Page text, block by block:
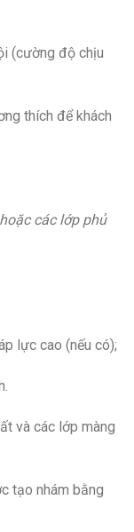
(cường độ chịu
thích để khách
các lớp phủ
lực cao (nếu có);
và các lớp màng
tạo nhám bằng